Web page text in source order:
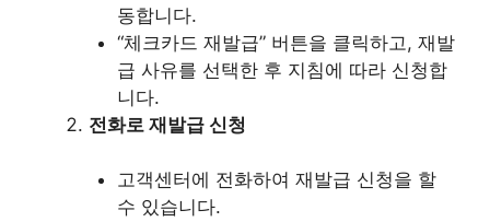
동합니다.
“체크카드 재발급” 버튼을 클릭하고, 재발
급 사유를 선택한 후 지침에 따라 신청합
니다.
전화로 재발급 신청
고객센터에 전화하여 재발급 신청을 할
수 있습니다.